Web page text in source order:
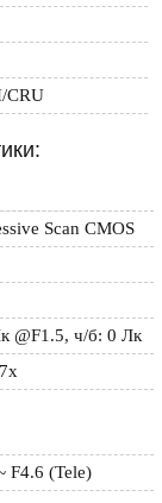
CRU
Scan CMOS
@F1.5, ч/б: 0 Лк
F4.6 (Tele)